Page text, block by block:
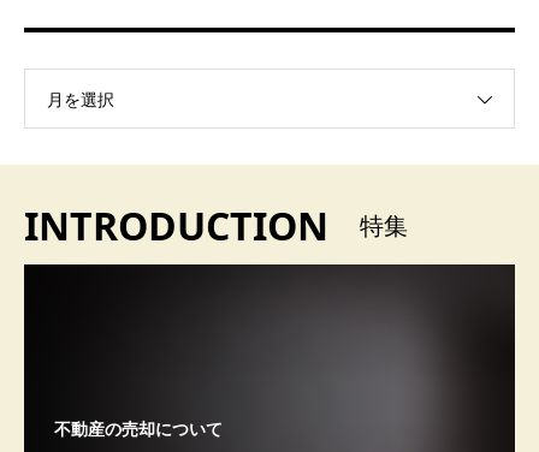
月を選択
INTRODUCTION 特集
不動産の売却について